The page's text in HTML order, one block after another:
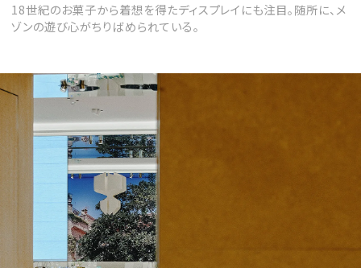
18世紀のお菓子から着想を得たディスプレイにも注目。随所に、メ
ゾンの遊び心がちりばめられている。